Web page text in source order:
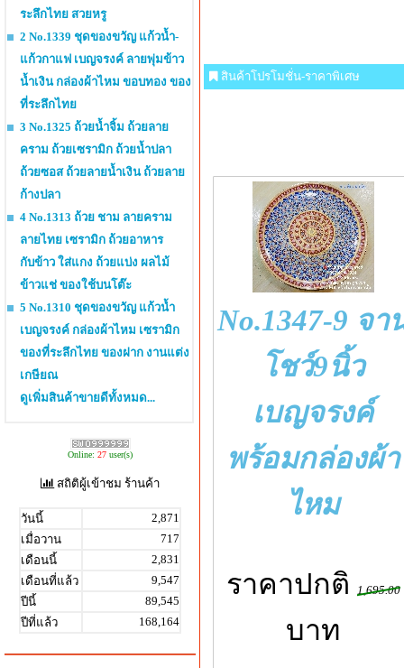
ระลึกไทย สวยหรู
2 No.1339 ชุดของขวัญ แก้วน้ำ-
แก้วกาแฟ เบญจรงค์ ลายพุ่มข้าว
น้ำเงิน กล่องผ้าไหม ขอบทอง ของ
ที่ระลึกไทย
3 No.1325 ถ้วยน้ำจิ้ม ถ้วยลาย
คราม ถ้วยเซรามิก ถ้วยน้ำปลา
ถ้วยซอส ถ้วยลายน้ำเงิน ถ้วยลาย
ก้างปลา
4 No.1313 ถ้วย ชาม ลายคราม
ลายไทย เซรามิก ถ้วยอาหาร
กับข้าว ใส่แกง ถ้วยแบ่ง ผลไม้
ข้าวแช่ ของใช้บนโต๊ะ
5 No.1310 ชุดของขวัญ แก้วน้ำ
เบญจรงค์ กล่องผ้าไหม เซรามิก
ของที่ระลึกไทย ของฝาก งานแต่ง
เกษียณ
ดูเพิ่มสินค้าขายดีทั้งหมด...
Online: 27 user(s)
สถิติผู้เข้าชม ร้านค้า
วันนี้
2,871
เมื่อวาน
717
เดือนนี้
2,831
เดือนที่แล้ว
9,547
ปีนี้
89,545
ปีที่แล้ว
168,164
สินค้าโปรโมชั่น-ราคาพิเศษ
No.1347-9 จา
โชว์9นิ้ว
เบญจรงค์
พร้อมกล่องผ้า
ไหม
ราคาปกติ 1,695.00
บาท